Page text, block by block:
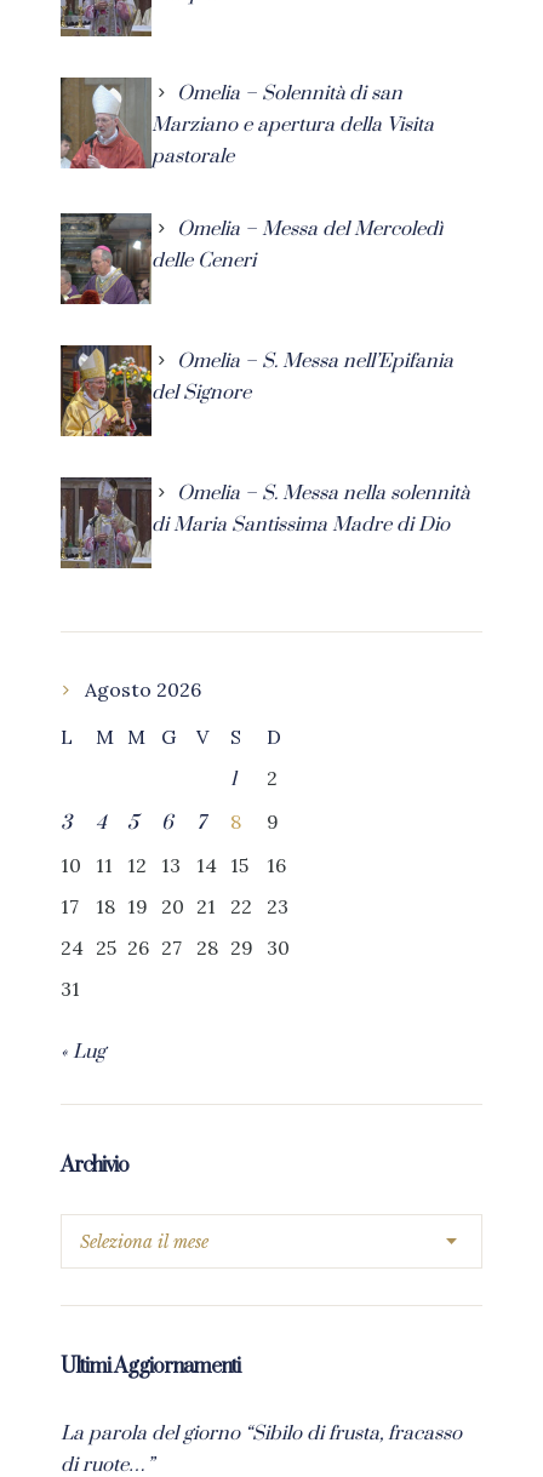
Omelia – Solennità di san
Marziano e apertura della Visita
pastorale
Omelia – Messa del Mercoledì
delle Ceneri
Omelia – S. Messa nell’Epifania
del Signore
Omelia – S. Messa nella solennità
di Maria Santissima Madre di Dio
Agosto 2026
L
M M G V S
D
1
2
3
4 5 6 7 8
9
10
11 12 13 14 15
16
17
18 19 20 21 22
23
24 25 26 27 28 29
30
31
« Lug
Archivio
Ultimi Aggiornamenti
La parola del giorno “Sibilo di frusta, fracasso
di ruote…”